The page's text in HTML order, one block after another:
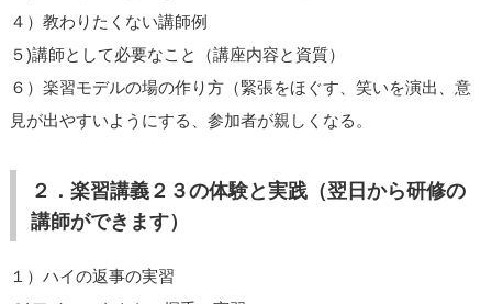
４）教わりたくない講師例
５)講師として必要なこと（講座内容と資質）
６）楽習モデルの場の作り方（緊張をほぐす、笑いを演出、意
見が出やすいようにする、参加者が親しくなる。
２．楽習講義２３の体験と実践（翌日から研修の
講師ができます）
１）ハイの返事の実習